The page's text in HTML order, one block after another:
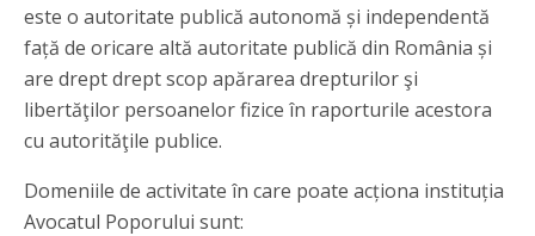
este o autoritate publică autonomă și independentă
față de oricare altă autoritate publică din România și
are drept drept scop apărarea drepturilor şi
libertăţilor persoanelor fizice în raporturile acestora
cu autorităţile publice.
Domeniile de activitate în care poate acționa instituția
Avocatul Poporului sunt: